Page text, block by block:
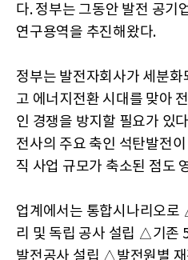
다. 정부는 그동안 발전 공기
연구용역을 추진해왔다.
정부는 발전자회사가 세분화
고 에너지전환 시대를 맞아
인 경쟁을 방지할 필요가 있
전사의 주요 축인 석탄발전
직 사업 규모가 축소된 점도
업계에서는 통합시나리오
리 및 독립 공사 설립 △기존
발전공사 설립 △발전원별 재